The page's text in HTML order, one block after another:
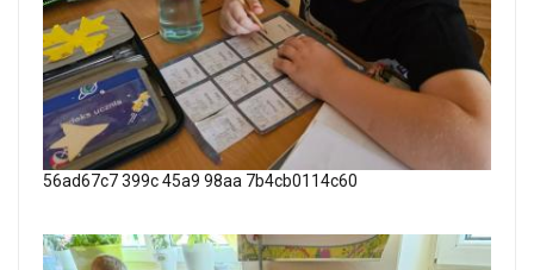
56ad67c7 399c 45a9 98aa 7b4cb0114c60